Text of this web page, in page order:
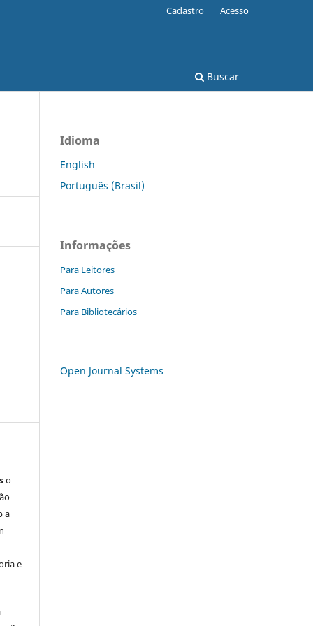
Buscar
Cadastro Acesso
o
a
e
Idioma
English
Português (Brasil)
Informações
Para Leitores
Para Autores
Para Bibliotecários
Open Journal Systems